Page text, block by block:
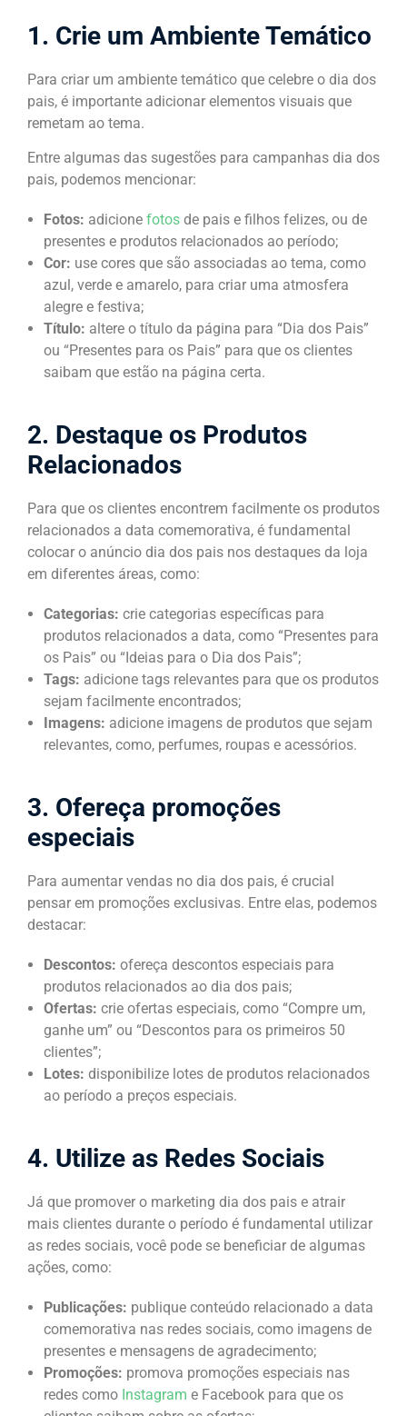
1. Crie um Ambiente Temático
Para criar um ambiente temático que celebre o dia dos
pais, é importante adicionar elementos visuais que
remetam ao tema.
Entre algumas das sugestões para campanhas dia dos
pais, podemos mencionar:
Fotos: adicione fotos de pais e filhos felizes, ou de
presentes e produtos relacionados ao período;
Cor: use cores que são associadas ao tema, como
azul, verde e amarelo, para criar uma atmosfera
alegre e festiva;
Título: altere o título da página para “Dia dos Pais”
ou “Presentes para os Pais” para que os clientes
saibam que estão na página certa.
2. Destaque os Produtos
Relacionados
Para que os clientes encontrem facilmente os produtos
relacionados a data comemorativa, é fundamental
colocar o anúncio dia dos pais nos destaques da loja
em diferentes áreas, como:
Categorias: crie categorias específicas para
produtos relacionados a data, como “Presentes para
os Pais” ou “Ideias para o Dia dos Pais”;
Tags: adicione tags relevantes para que os produtos
sejam facilmente encontrados;
Imagens: adicione imagens de produtos que sejam
relevantes, como, perfumes, roupas e acessórios.
3. Ofereça promoções
especiais
Para aumentar vendas no dia dos pais, é crucial
pensar em promoções exclusivas. Entre elas, podemos
destacar:
Descontos: ofereça descontos especiais para
produtos relacionados ao dia dos pais;
Ofertas: crie ofertas especiais, como “Compre um,
ganhe um” ou “Descontos para os primeiros 50
clientes”;
Lotes: disponibilize lotes de produtos relacionados
ao período a preços especiais.
4. Utilize as Redes Sociais
Já que promover o marketing dia dos pais e atrair
mais clientes durante o período é fundamental utilizar
as redes sociais, você pode se beneficiar de algumas
ações, como:
Publicações: publique conteúdo relacionado a data
comemorativa nas redes sociais, como imagens de
presentes e mensagens de agradecimento;
Promoções: promova promoções especiais nas
redes como Instagram e Facebook para que os